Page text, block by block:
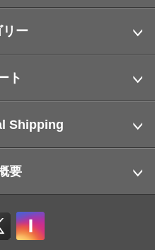
リー
ト
Shipping
要